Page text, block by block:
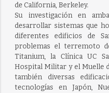
de California, Berkeley.
Su investigación en
desarrollar sistemas que
diferentes edificios de
problemas el terremoto
Titanium, la Clínica UC
Hospital Militar y el Muelle
también diversas
tecnologías en Japón,